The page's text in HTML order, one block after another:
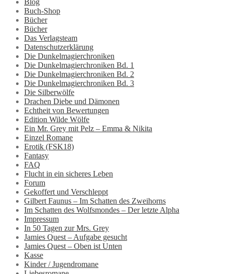
Blog
Buch-Shop
Bücher
Bücher
Das Verlagsteam
Datenschutzerklärung
Die Dunkelmagierchroniken
Die Dunkelmagierchroniken Bd. 1
Die Dunkelmagierchroniken Bd. 2
Die Dunkelmagierchroniken Bd. 3
Die Silberwölfe
Drachen Diebe und Dämonen
Echtheit von Bewertungen
Edition Wilde Wölfe
Ein Mr. Grey mit Pelz – Emma & Nikita
Einzel Romane
Erotik (FSK18)
Fantasy
FAQ
Flucht in ein sicheres Leben
Forum
Gekoffert und Verschleppt
Gilbert Faunus – Im Schatten des Zweihorns
Im Schatten des Wolfsmondes – Der letzte Alpha
Impressum
In 50 Tagen zur Mrs. Grey
Jamies Quest – Aufgabe gesucht
Jamies Quest – Oben ist Unten
Kasse
Kinder / Jugendromane